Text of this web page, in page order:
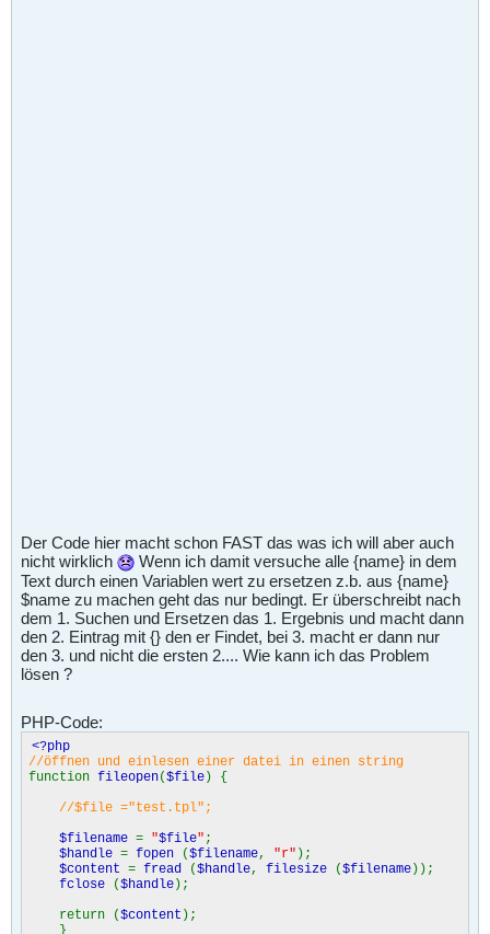
Der Code hier macht schon FAST das was ich will aber auch
nicht wirklich
Wenn ich damit versuche alle {name} in dem
Text durch einen Variablen wert zu ersetzen z.b. aus {name}
$name zu machen geht das nur bedingt. Er überschreibt nach
dem 1. Suchen und Ersetzen das 1. Ergebnis und macht dann
den 2. Eintrag mit {} den er Findet, bei 3. macht er dann nur
den 3. und nicht die ersten 2.... Wie kann ich das Problem
lösen ?
PHP-Code:
<?php
//öffnen und einlesen einer datei in einen string
function fileopen($file) {
//$file ="test.tpl";
$filename = "$file" ;
$handle = fopen ($filename, "r" );
$content = fread ($handle, filesize ($filename));
fclose
($handle);
return ($content );
}